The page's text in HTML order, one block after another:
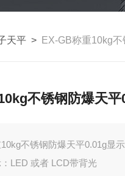
天平 > EX-GB称重10kg
不锈钢防爆天
不锈钢防爆天平0.01g显
：LED 或者 LCD带背光